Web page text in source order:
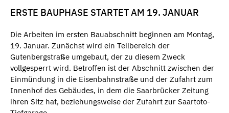
ERSTE BAUPHASE STARTET AM 19. JANUAR
Die Arbeiten im ersten Bauabschnitt beginnen am Montag,
19. Januar. Zunächst wird ein Teilbereich der
Gutenbergstraße umgebaut, der zu diesem Zweck
vollgesperrt wird. Betroffen ist der Abschnitt zwischen der
Einmündung in die Eisenbahnstraße und der Zufahrt zum
Innenhof des Gebäudes, in dem die Saarbrücker Zeitung
ihren Sitz hat, beziehungsweise der Zufahrt zur Saartoto-